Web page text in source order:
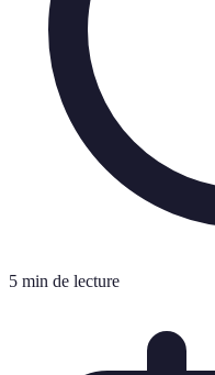
5 min de lecture